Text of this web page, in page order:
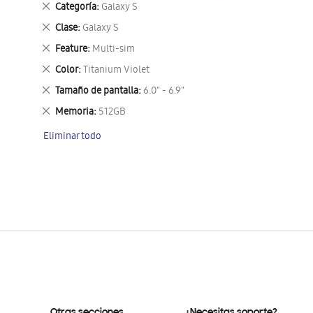
Categoría Galaxy S
Eliminar
este
artículo
Clase Galaxy S
Eliminar
este
artículo
Feature Multi-sim
Eliminar
este
artículo
Color Titanium Violet
Eliminar
este
artículo
Tamaño de pantalla 6.0" - 6.9"
Eliminar
este
artículo
Memoria 512GB
Eliminar
artículo
Eliminar todo